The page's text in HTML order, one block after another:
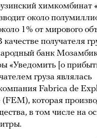
химкомбинат
около
1% от мирового
качестве получателя
банк
«Уведомить [о
груза являлась
Fabrica de
которая
в том числе на